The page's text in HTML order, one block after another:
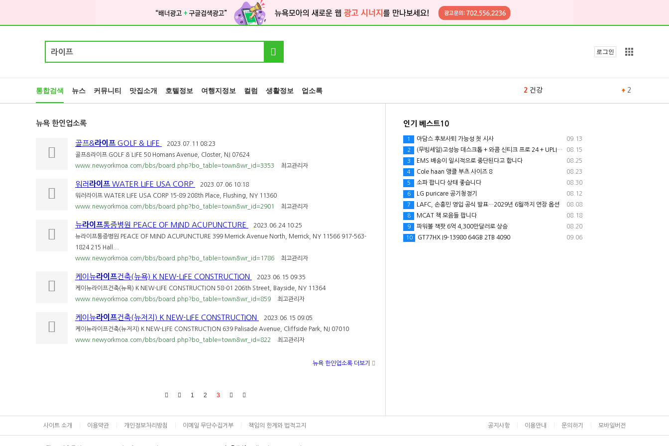
로그인
2
2 건강
7 ì•„í†
통합검색 뉴스 커뮤니티 맛집소개 호텔정보 여행지정보 컬럼 생활정보 업소록
Post Search 포스트 검색
뉴욕 한인업소록
골프&라이프 GOLF & LIFE
2023.07.11 08:23
골프&라이프 GOLF & LIFE 50 Homans Avenue, Closter, NJ 07624
www.newyorkmoa.com/bbs/board.php?bo_table=town&wr_id=3353
최고관리자
워러 라이프 WATER LIFE USA CORP
2023.07.06 10:18
워러라이프 WATER LIFE USA CORP 15-89 208th Place, Flushing, NY 11360
www.newyorkmoa.com/bbs/board.php?bo_table=town&wr_id=2901
최고관리자
뉴라이프통증병원 PEACE OF MIND ACUPUNCTURE
2023.06.24 10:25
뉴라이프통증병원 PEACE OF MIND ACUPUNCTURE 399 Merrick Avenue North, Merrick, NY 11566 917-563-
1824 215 Hall...
www.newyorkmoa.com/bbs/board.php?bo_table=town&wr_id=1786
최고관리자
케이뉴라이프건축(뉴욕) K NEW-LIFE CONSTRUCTION
2023.06.15 09:35
케이뉴라이프건축(뉴욕) K NEW-LIFE CONSTRUCTION 58-01 206th Street, Bayside, NY 11364
www.newyorkmoa.com/bbs/board.php?bo_table=town&wr_id=859
최고관리자
케이뉴라이프건축(뉴저지) K NEW-LIFE CONSTRUCTION
2023.06.15 09:05
케이뉴라이프건축(뉴저지) K NEW-LIFE CONSTRUCTION 639 Palisade Avenue, Cliffside Park, NJ 07010
www.newyorkmoa.com/bbs/board.php?bo_table=town&wr_id=822
최고관리자
뉴욕 한인업소록 더보기
1 2 3
인기 베스트10
09.13
1
아담스 후보사퇴 가능성 첫 시사
08.15
2
(무빙세일)고성능 데스크톱 + 와콤 신티크 프로 24 + UPLIFT 데스크 + 기타 부속품 전부 팝니다
08.25
3
EMS 배송이 일시적으로 중단된다고 합니다
08.23
4
Cole haan 앵클 부츠 사이즈 8
08.30
5
소파 팝니다 상태 좋습니다
08.12
6
LG puricare 공기청정기
08.08
7
LAFC, 손흥민 영입 공식 발표…2029년 6월까지 연장 옵션
08.18
8
MCAT 책 모음들 팝니다
08.20
9
파워볼 잭팟 6억 4,300만달러로 상승
09.06
10 GT77HX I9-13980 64GB 2TB 4090
사이트 소개 이용약관 개인정보처리방침 이메일 무단수집거부 책임의 한계와 법적고지 공지사항 이용안내 문의하기 모바일버전